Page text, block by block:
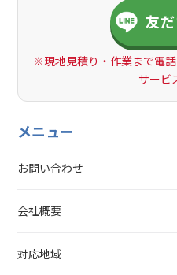
友
※現地見積り・作業まで電
サービ
メニュー
お問い合わせ
会社概要
対応地域